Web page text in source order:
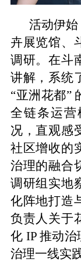
活动伊
卉展览馆、
调研。在斗
讲解，系统
“亚洲花都”
全链条运
况，直观感
社区增收的
治理的融合
调研组实地
化阵地打造
负责人关于
化 IP 推动
治理一线实